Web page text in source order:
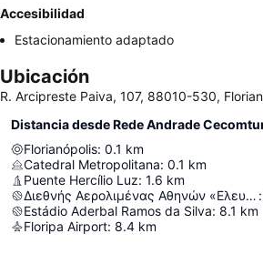
Accesibilidad
Estacionamiento adaptado
Ubicación
R. Arcipreste Paiva, 107, 88010-530,
Distancia desde Rede Andrade
Florianópolis: 0.1 km
Catedral Metropolitana: 0.1 km
Puente Hercílio Luz: 1.6 km
Διεθνής Αερολιμένας Αθηνών «Ελευθέριος Βενιζέλος» :
Estádio Aderbal Ramos da Silva: 8.1 km
Floripa Airport: 8.4 km